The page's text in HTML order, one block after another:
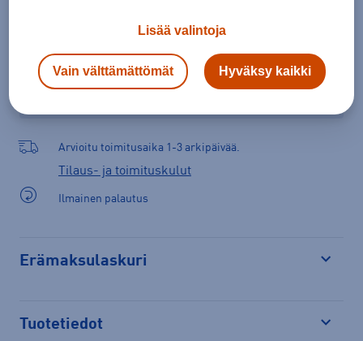
Arvioitu toimitusaika 1-3 arkipäivää.
Tilaus- ja toimituskulut
Ilmainen palautus
Erämaksulaskuri
Tuotetiedot
Lisää valintoja
Vain välttämättömät Hyväksy kaikki